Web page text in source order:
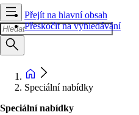
Přejít na hlavní obsah
Přeskočit na vyhledávání
Speciální nabídky
Speciální nabídky